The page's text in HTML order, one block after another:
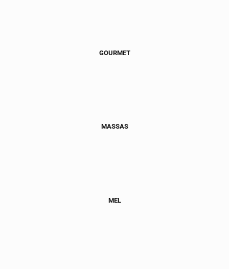
GOURMET
MASSAS
MEL